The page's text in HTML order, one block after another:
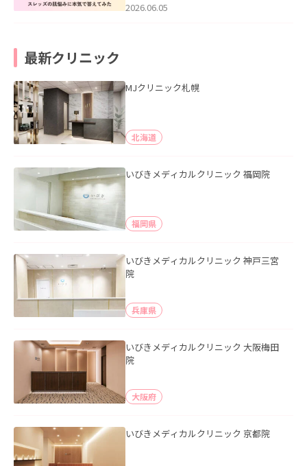
2026.06.05
最新クリニック
MJクリニック札幌
北海道
いびきメディカルクリニック 福岡院
福岡県
いびきメディカルクリニック 神戸三宮
院
兵庫県
いびきメディカルクリニック 大阪梅田
院
大阪府
いびきメディカルクリニック 京都院